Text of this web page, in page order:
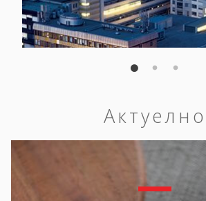
Актуелно